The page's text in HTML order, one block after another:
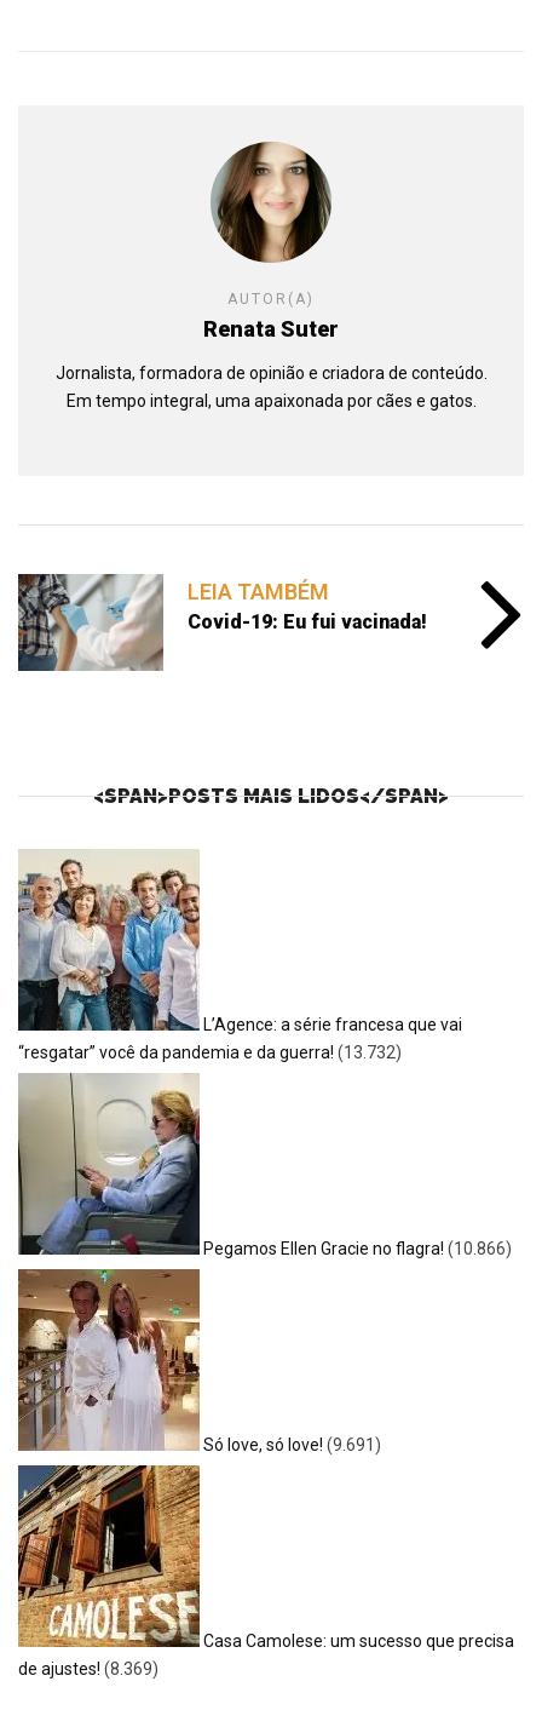
AUTOR(A)
Renata Suter
Jornalista, formadora de opinião e criadora de conteúdo.
Em tempo integral, uma apaixonada por cães e gatos.
LEIA TAMBÉM
Covid-19: Eu fui vacinada!
<SPAN>POSTS MAIS LIDOS</SPAN>
L’Agence: a série francesa que vai
“resgatar” você da pandemia e da guerra! (13.732)
Pegamos Ellen Gracie no flagra! (10.866)
Só love, só love! (9.691)
Casa Camolese: um sucesso que precisa
de ajustes! (8.369)